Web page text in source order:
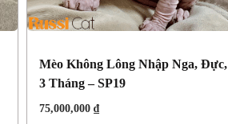
Mèo Không Lông Nhập Nga, Đực,
3 Tháng – SP19
75,000,000 ₫